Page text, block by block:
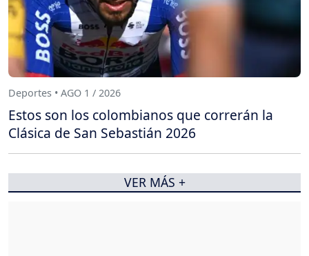
Deportes • AGO 1 / 2026
Estos son los colombianos que correrán la
Clásica de San Sebastián 2026
VER MÁS +